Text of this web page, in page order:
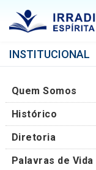
INSTITUCIONAL
Quem Somos
Histórico
Diretoria
Palavras de